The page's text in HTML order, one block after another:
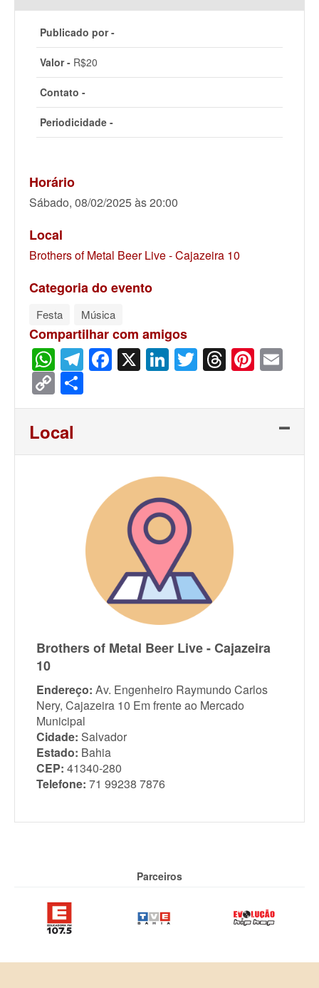
Publicado por -
Valor - R$20
Contato -
Periodicidade -
Horário
Sábado, 08/02/2025 às 20:00
Local
Brothers of Metal Beer Live - Cajazeira 10
Categoria do evento
Festa Música
Compartilhar com amigos
WhatsApp
Telegram
Facebook
X LinkedIn
Twitter
Threads
Copy
Link
Local
Brothers of Metal Beer Live - Cajazeira
10
Endereço: Av. Engenheiro Raymundo Carlos
Nery, Cajazeira 10 Em frente ao Mercado
Municipal
Cidade: Salvador
Estado: Bahia
CEP: 41340-280
Telefone: 71 99238 7876
Parceiros